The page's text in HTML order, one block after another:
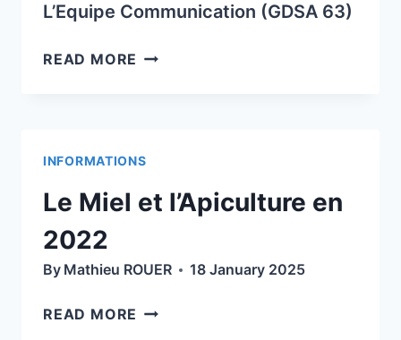
L’Equipe Communication (GDSA 63)
READ MORE BULLETIN
DE
L’ABEILLE
N°29
INFORMATIONS
Le Miel et l’Apiculture en
2022
By Mathieu ROUER 18 January 2025
READ MORE LE